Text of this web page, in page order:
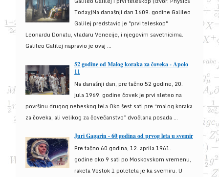
Today)Na današnji dan 1609. godine Galileo
Galilej predstavio je "prvi teleskop"
Leonardu Donatu, vladaru Venecije, i njegovim savetnicima.
Galileo Galilej napravio je ovaj ...
52 godine od Malog koraka za čoveka - Apolo
11
Na današnji dan, pre tačno 52 godine, 20.
jula 1969. godine čovek je prvi sleteo na
površinu drugog nebeskog tela.Oko šest sati pre “malog koraka
za čoveka, ali velikog za čovečanstvo” dvočlana posada ...
Juri Gagarin - 60 godina od prvog leta u svemir
Pre tačno 60 godina, 12. aprila 1961.
godine oko 9 sati po Moskovskom vremenu,
raketa Vostok 1 poletela je ka svemiru. U